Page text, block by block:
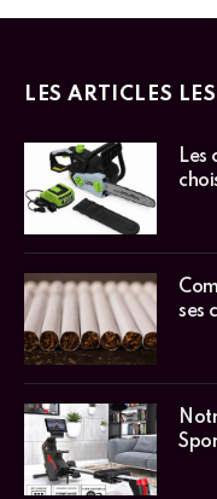
LES ARTICLES
Les
ses